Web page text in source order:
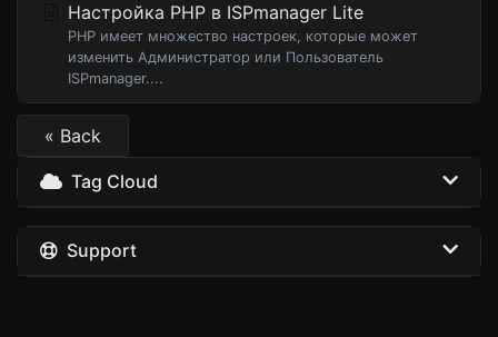
Настройка PHP в ISPmanager Lite
PHP имеет множество настроек, которые может
изменить Администратор или Пользователь
ISPmanager....
« Back
Tag Cloud
Support